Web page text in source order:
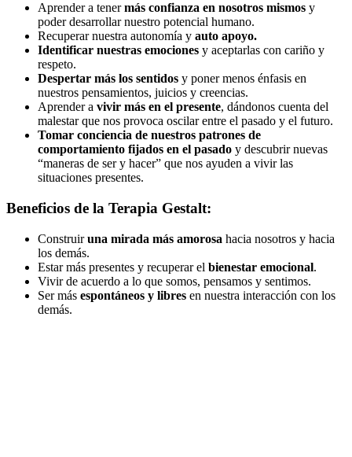
Aprender a tenermás confianza en nosotros mismos y
poder desarrollar nuestro potencial humano.
Recuperar nuestra autonomía y auto apoyo.
Identificar nuestras emociones y aceptarlas con cariño y
respeto.
Despertar más los sentidos y poner menos énfasis en
nuestros pensamientos, juicios y creencias.
Aprender a vivir más en el presente, dándonos cuenta del
malestar que nos provoca oscilar entre el pasado y el futuro.
Tomar conciencia de nuestros patrones de
comportamiento fijados en el pasado y descubrir nuevas
“maneras de ser y hacer” que nos ayuden a vivir las
situaciones presentes.
Beneficios de la Terapia Gestalt:
Construiruna mirada más amorosa hacia nosotros y hacia
los demás.
Estar más presentes y recuperar el bienestar emocional.
Vivir de acuerdo a lo que somos, pensamos y sentimos.
Ser más espontáneos y libres en nuestra interacción con los
demás.